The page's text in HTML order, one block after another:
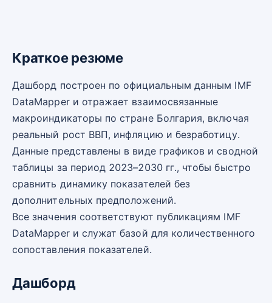
Краткое резюме
Дашборд построен по официальным данным IMF
DataMapper и отражает взаимосвязанные
макроиндикаторы по стране Болгария, включая
реальный рост ВВП, инфляцию и безработицу.
Данные представлены в виде графиков и сводной
таблицы за период 2023–2030 гг., чтобы быстро
сравнить динамику показателей без
дополнительных предположений.
Все значения соответствуют публикациям IMF
DataMapper и служат базой для количественного
сопоставления показателей.
Дашборд